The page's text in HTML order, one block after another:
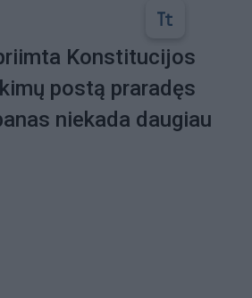
Konstitucijos
postą praradęs
niekada daugiau